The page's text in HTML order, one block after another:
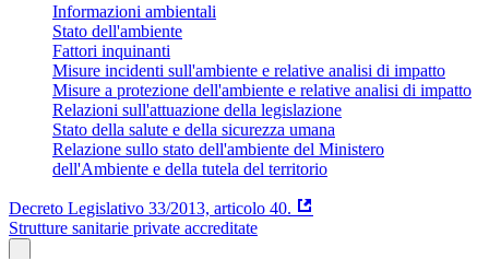
Informazioni ambientali
Stato dell'ambiente
Fattori inquinanti
Misure incidenti sull'ambiente e relative analisi di impatto
Misure a protezione dell'ambiente e relative analisi di impatto
Relazioni sull'attuazione della legislazione
Stato della salute e della sicurezza umana
Relazione sullo stato dell'ambiente del Ministero
dell'Ambiente e della tutela del territorio
Decreto Legislativo 33/2013, articolo 40.
Strutture sanitarie private accreditate